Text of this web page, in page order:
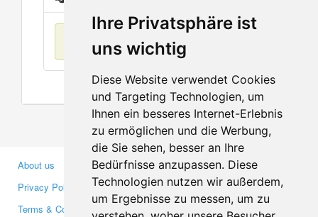
Ihre Privatsphäre ist
uns wichtig
Diese Website verwendet Cookies
und Targeting Technologien, um
Ihnen ein besseres Internet-Erlebnis
zu ermöglichen und die Werbung,
die Sie sehen, besser an Ihre
Bedürfnisse anzupassen. Diese
Technologien nutzen wir außerdem,
um Ergebnisse zu messen, um zu
No items found
About us
Privacy Policy
Terms & Conditions
Business Partners
Investors